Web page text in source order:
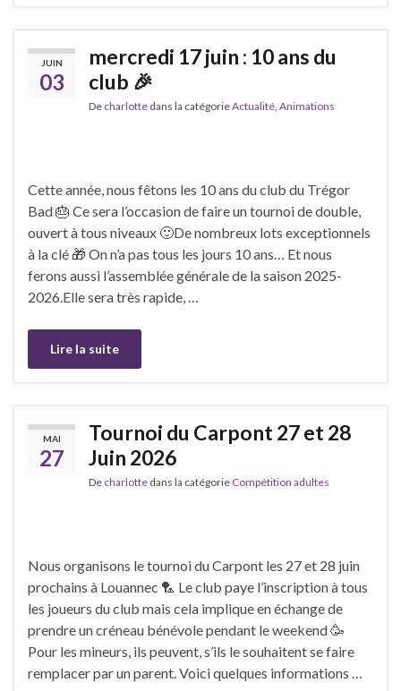
JUIN
03
mercredi 17 juin : 10 ans du
club 🎉
De charlotte dans la catégorieActualité Animations
Cette année, nous fêtons les 10 ans du club du Trégor
Bad 🎂 Ce sera l’occasion de faire un tournoi de double,
ouvert à tous niveaux 🙂De nombreux lots exceptionnels
à la clé 🎁 On n’a pas tous les jours 10 ans… Et nous
ferons aussi l’assemblée générale de la saison 2025-
2026.Elle sera très rapide, …
Lire la suite
MAI
27
Tournoi du Carpont 27 et 28
Juin 2026
De charlotte dans la catégorie Compétition adultes
Nous organisons le tournoi du Carpont les 27 et 28 juin
prochains à Louannec 🏸 Le club paye l’inscription à tous
les joueurs du club mais cela implique en échange de
prendre un créneau bénévole pendant le weekend 🥳
Pour les mineurs, ils peuvent, s’ils le souhaitent se faire
remplacer par un parent. Voici quelques informations …